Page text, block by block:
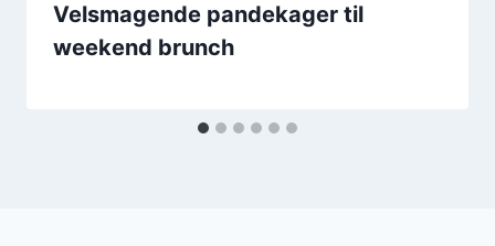
Velsmagende pandekager til
weekend brunch